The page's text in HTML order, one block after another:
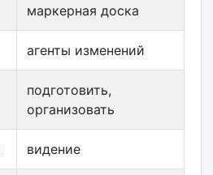
маркерная доска
агенты изменений
подготовить,
организовать
видение